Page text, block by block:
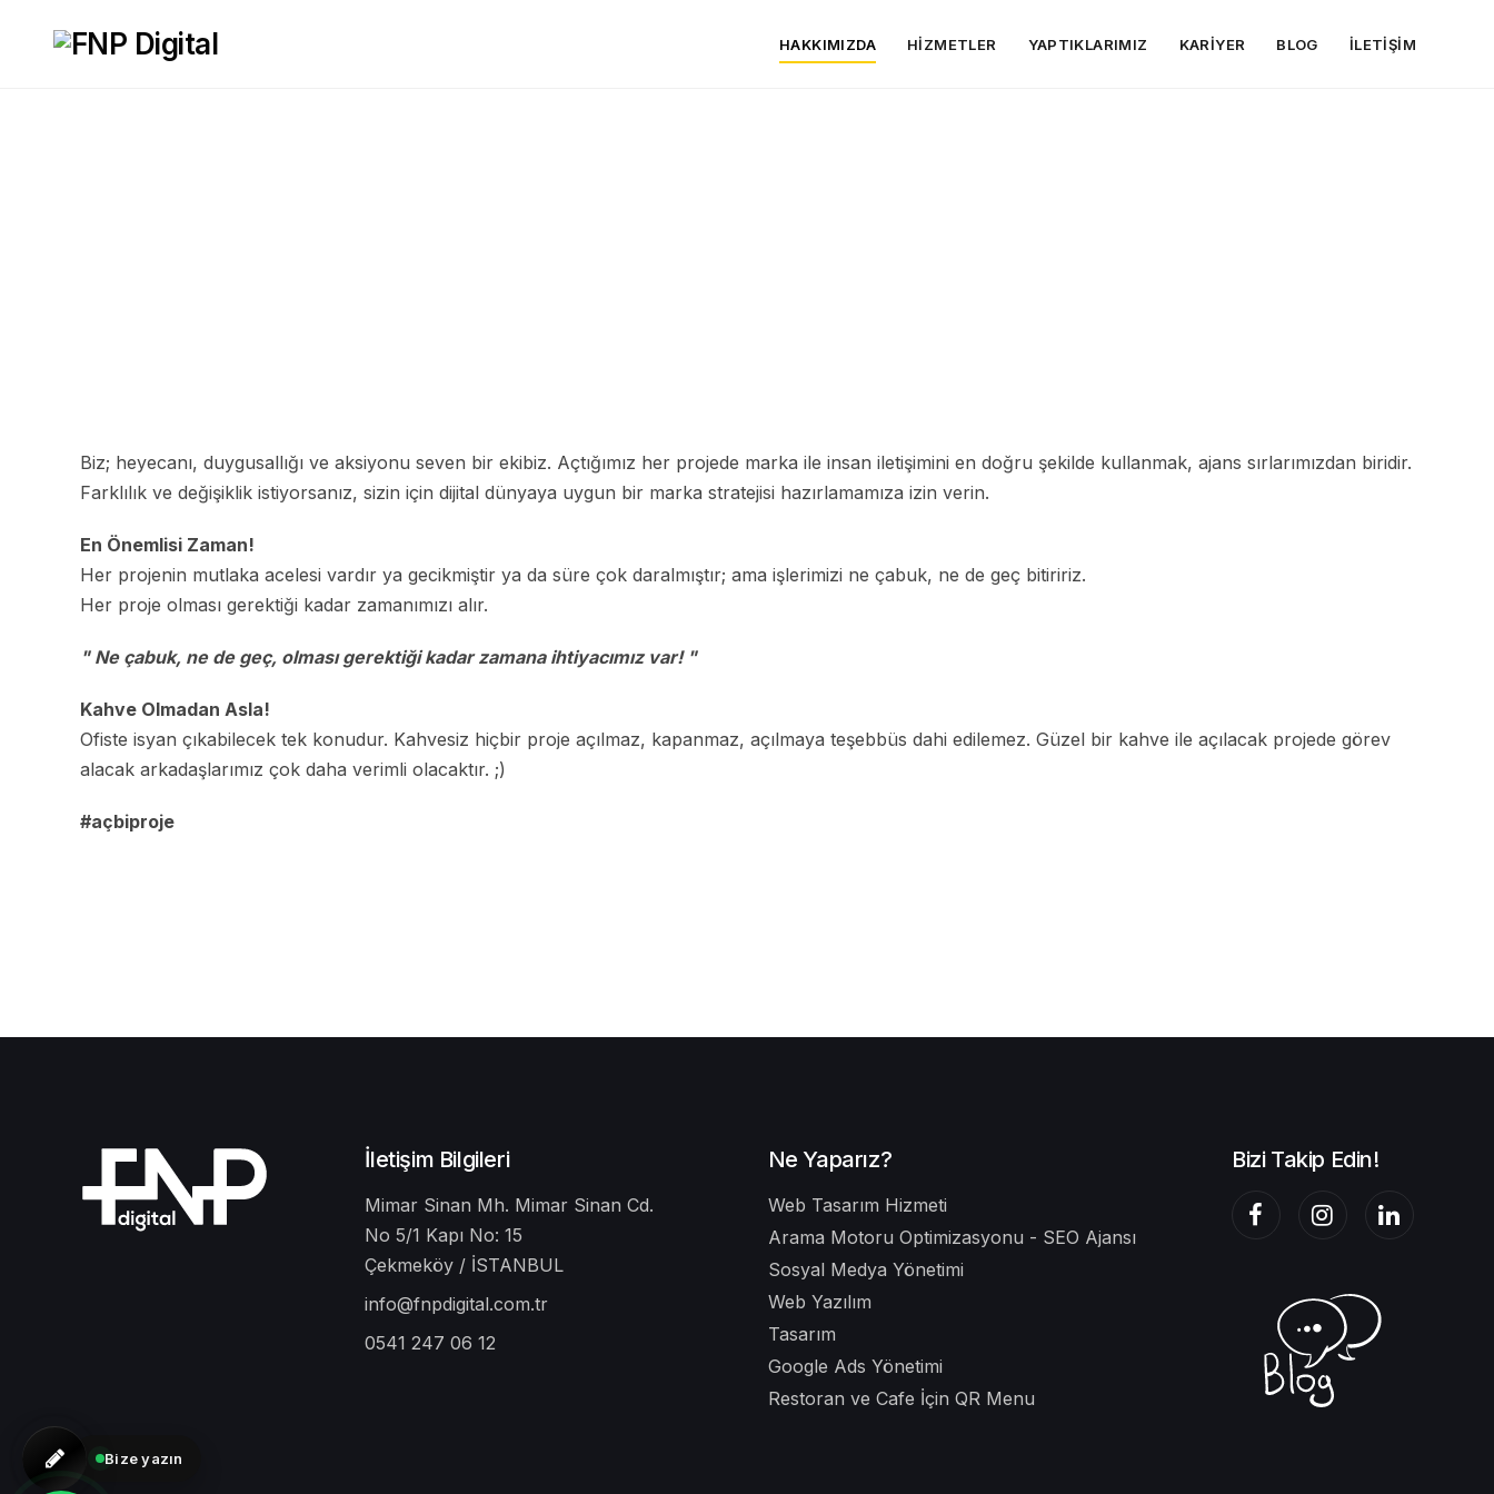
HAKKIMIZDA HIZMETLER YAPTIKLARIMIZ KARIYER BLOG İLETIŞIM
Sosyal Medya Yönetimi
Web Yazılım
Tasarım
Müşteri girişi
Google Ads Yönetimi
Restoran ve Cafe İçin QR Menu
Biz; heyecanı, duygusallığı ve aksiyonu seven bir ekibiz. Açtığımız her projede marka ile insan iletişimini en doğru şekilde kullanmak, ajans sırlarımızdan biridir.
Farklılık ve değişiklik istiyorsanız, sizin için dijital dünyaya uygun bir marka stratejisi hazırlamamıza izin verin.
En Önemlisi Zaman!
Her projenin mutlaka acelesi vardır ya gecikmiştir ya da süre çok daralmıştır; ama işlerimizi ne çabuk, ne de geç bitiririz.
Her proje olması gerektiği kadar zamanımızı alır.
" Ne çabuk, ne de geç, olması gerektiği kadar zamana ihtiyacımız var! "
Kahve Olmadan Asla!
Ofiste isyan çıkabilecek tek konudur. Kahvesiz hiçbir proje açılmaz, kapanmaz, açılmaya teşebbüs dahi edilemez. Güzel bir kahve ile açılacak projede görev
alacak arkadaşlarımız çok daha verimli olacaktır. ;)
#açbiproje
İletişim Bilgileri
Mimar Sinan Mh. Mimar Sinan Cd.
No 5/1 Kapı No: 15
Çekmeköy / İSTANBUL
info@fnpdigital.com.tr
0541 247 06 12
Ne Yaparız?
Web Tasarım Hizmeti
Arama Motoru Optimizasyonu - SEO Ajansı
Sosyal Medya Yönetimi
Web Yazılım
Tasarım
Google Ads Yönetimi
Restoran ve Cafe İçin QR Menu
Bizi Takip Edin!
Bize yazın